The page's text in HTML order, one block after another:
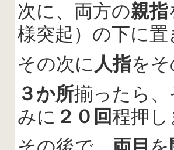
次に、両方の親指
様突起）の下に置
その次に 人指をそ
３か所揃ったら
みに ２０回程押し